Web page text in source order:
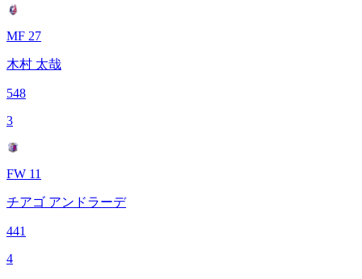
MF 27
木村 太哉
548
3
FW 11
チアゴ アンドラーデ
441
4